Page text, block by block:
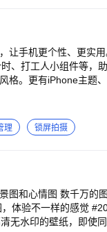
们还专门加上来电秀
总有一款打动你，从
载，开启视觉盛宴
用。 iScreen桌面小组件是一款
、打工人小组件等，
。更有iPhone主题
念日，X面板，便签
小卡等系列组件，随
更有个性，更高颜值
理 锁屏拍摄
类，每天更新，你
无水印的壁纸，即使